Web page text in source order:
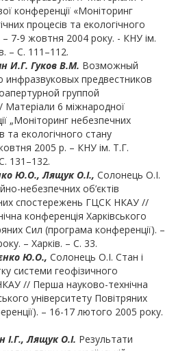
конференції «Моніторинг
процесів та екологічного
7-9 жовтня 2004 року. - КНУ ім.
– С. 111–112.
И.Г. Гуков В.М. Возможный
предвестников
группой
6 міжнародної
„Моніторинг небезпечних
та екологічного стану
2005 р. – КНУ ім. Т.Г.
131–132.
Ю.О., Лящук О.І., Солонець О.І.
небезпечних об’єктів
спостережень ГЦСК НКАУ //
конференція Харківського
Сил (програма конференції). –
– Харків. – С. 33.
Ю.О., Солонець О.І. Стан і
системи геофізичного
// Перша науково-технічна
університету Повітряних
– 16-17 лютого 2005 року.
І.Г., Лящук О.І. Результати